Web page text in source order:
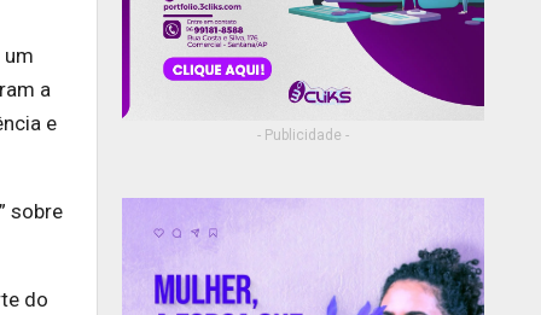
um
a
e
sobre
do
- Publicidade -